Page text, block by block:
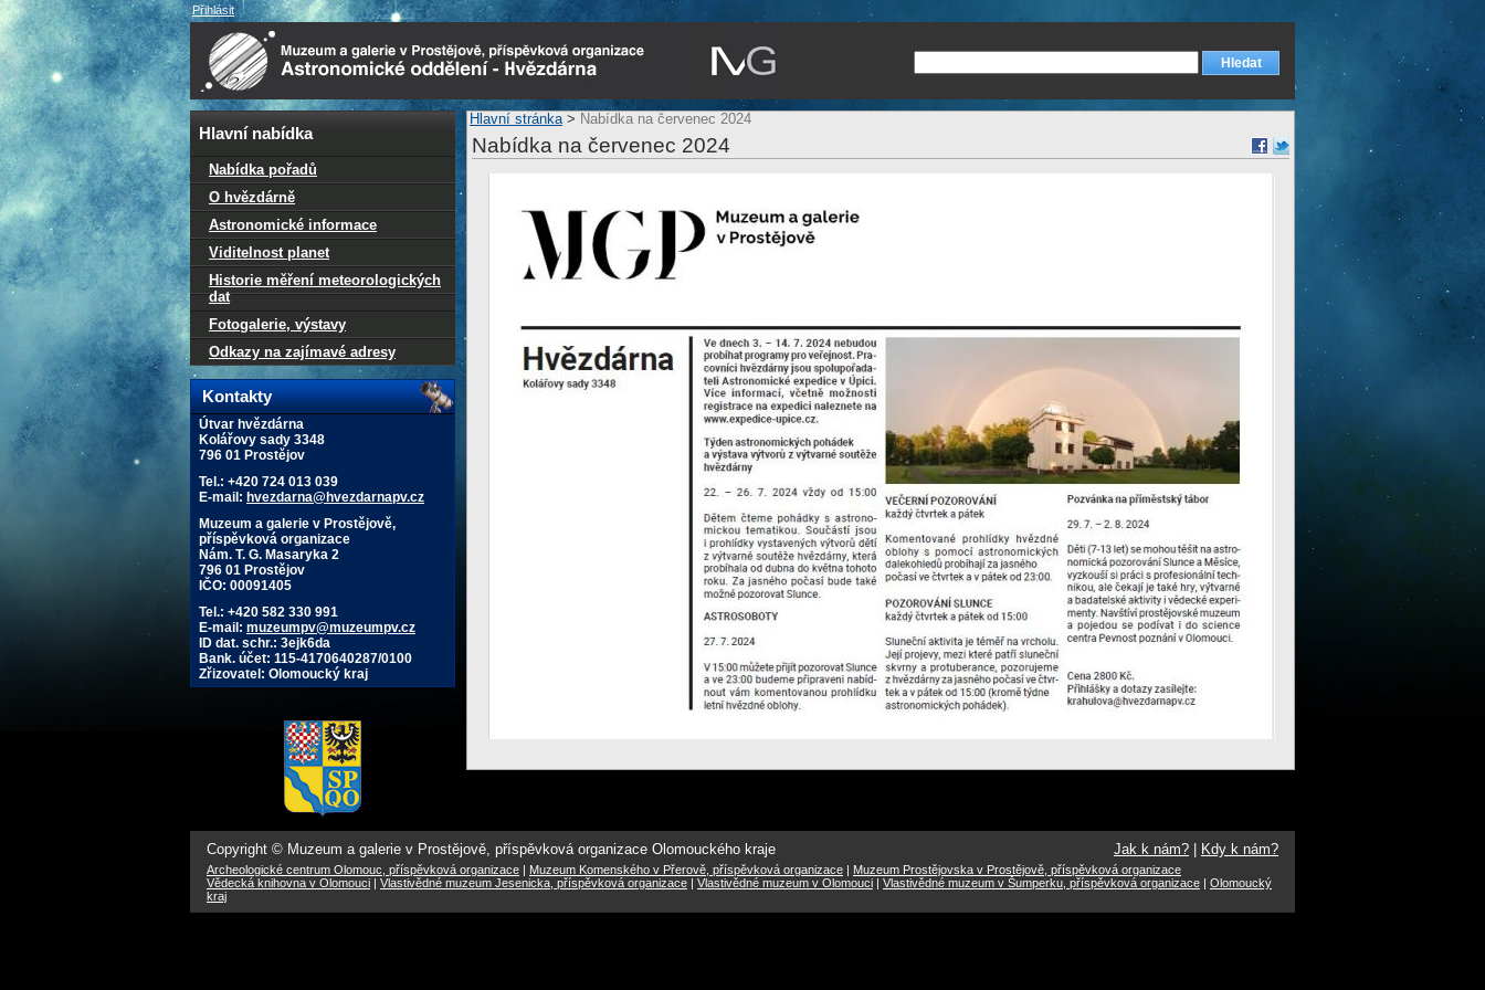
Hlavní nabídka
Nabídka pořadů
O hvězdárně
Astronomické informace
Viditelnost planet
Historie měření meteorologických
dat
Fotogalerie, výstavy
Odkazy na zajímavé adresy
Kontakty
Útvar hvězdárna
Kolářovy sady 3348
796 01 Prostějov
Tel.: +420 724 013 039
E-mail: hvezdarna@hvezdarnapv.cz
Muzeum a galerie v Prostějově,
příspěvková organizace
Nám. T. G. Masaryka 2
796 01 Prostějov
IČO: 00091405
Tel.: +420 582 330 991
E-mail: muzeumpv@muzeumpv.cz
ID dat. schr.: 3ejk6da
Bank. účet: 115-4170640287/0100
Zřizovatel: Olomoucký kraj
Hlavní stránka> Nabídka na červenec 2024
Nabídka na červenec 2024
Copyright © Muzeum a galerie v Prostějově, příspěvková organizace Olomouckého kraje Jak k nám? Kdy k nám?
Archeologické centrum Olomouc, příspěvková organizace | Muzeum Komenského v Přerově, příspěvková organizace | Muzeum Prostějovska v Prostějově, příspěvková organizace
Vědecká knihovna v Olomouci | Vlastivědné muzeum Jesenicka, příspěvková organizace | Vlastivědné muzeum v Olomouci | Vlastivědné muzeum v Šumperku, příspěvková organizace | Olomoucký
kraj
Přihlásit